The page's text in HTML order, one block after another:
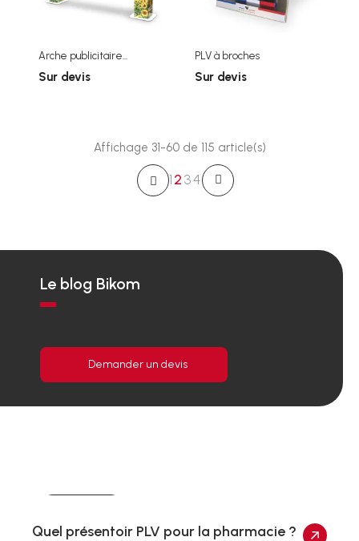
Arche publicitaire...
Sur devis
PLV à broches
Sur devis
Affichage 31-60 de 115 article(s)
1234
Le blog Bikom
Demander un devis
Quel présentoir PLV pour la pharmacie ?